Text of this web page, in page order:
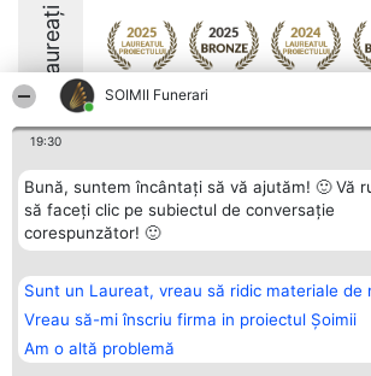
SOIMII Funerari
19:30
Bună, suntem încântați să vă ajutăm! 🙂 Vă
să faceți clic pe subiectul de conversație
corespunzător! 🙂
Sunt un Laureat, vreau să ridic materiale de
Vreau să-mi înscriu firma in proiectul Șoimii
Am o altă problemă
Laureați
Arată
8.5
Organizator Ranking
BRIGHT SOLUTIONS BR SRL
Sc. A Et. 4 Ap. 13 Cod 061952
București
CUI 36737675
Laureaților
Reguli
Statut